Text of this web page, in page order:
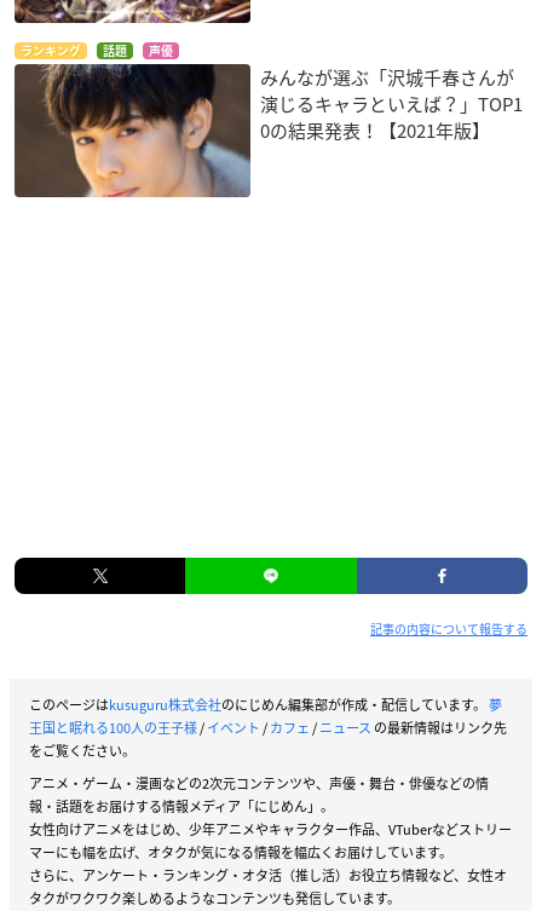
ランキング 話題 声優
みんなが選ぶ「沢城千春さんが
演じるキャラといえば？」TOP1
0の結果発表！【2021年版】
記事の内容について報告する
このページはkusuguru株式会社のにじめん編集部が作成・配信しています。 夢
王国と眠れる100人の王子様/イベント /カフェ/ニュース の最新情報はリンク先
をご覧ください。
アニメ・ゲーム・漫画などの2次元コンテンツや、声優・舞台・俳優などの情
報・話題をお届けする情報メディア「にじめん」。
女性向けアニメをはじめ、少年アニメやキャラクター作品、VTuberなどストリー
マーにも幅を広げ、オタクが気になる情報を幅広くお届けしています。
さらに、アンケート・ランキング・オタ活（推し活）お役立ち情報など、女性オ
タクがワクワク楽しめるようなコンテンツも発信しています。